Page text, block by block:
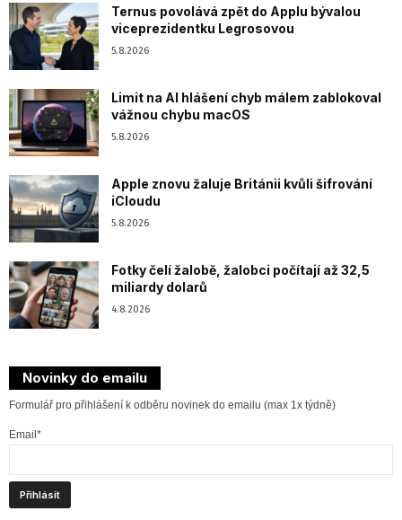
Ternus povolává zpět do Applu bývalou
viceprezidentku Legrosovou
5.8.2026
Limit na AI hlášení chyb málem zablokoval
vážnou chybu macOS
5.8.2026
Apple znovu žaluje Británii kvůli šifrování
iCloudu
5.8.2026
Fotky čelí žalobě, žalobci počítají až 32,5
miliardy dolarů
4.8.2026
Novinky do emailu
Formulář pro přihlášení k odběru novinek do emailu (max 1x týdně)
Email*